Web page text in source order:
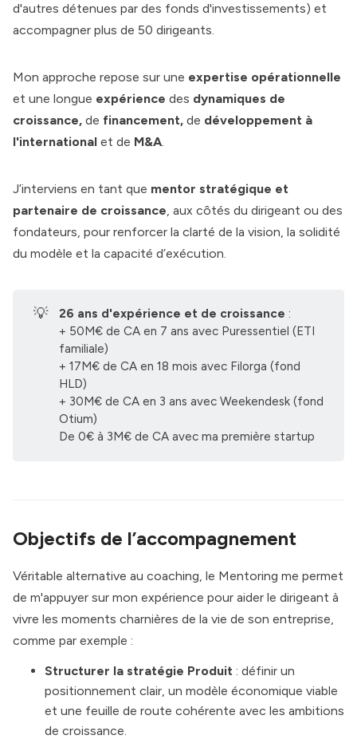
d'autres détenues par des fonds d'investissements) et
accompagner plus de 50 dirigeants.
Mon approche repose sur une expertise opérationnelle
et une longue expérience des dynamiques de
croissance, de financement, de développement à
l'international et de M&A.
J’interviens en tant que mentor stratégique et
partenaire de croissance, aux côtés du dirigeant ou des
fondateurs, pour renforcer la clarté de la vision, la solidité
du modèle et la capacité d’exécution.
💡 26 ans d'expérience et de croissance :
+ 50M€ de CA en 7 ans avec Puressentiel (ETI
familiale)
+ 17M€ de CA en 18 mois avec Filorga (fond
HLD)
+ 30M€ de CA en 3 ans avec Weekendesk (fond
Otium)
De 0€ à 3M€ de CA avec ma première startup
Objectifs de l’accompagnement
Véritable alternative au coaching, le Mentoring me permet
de m'appuyer sur mon expérience pour aider le dirigeant à
vivre les moments charnières de la vie de son entreprise,
comme par exemple :
Structurer la stratégie Produit : définir un
positionnement clair, un modèle économique viable
et une feuille de route cohérente avec les ambitions
de croissance.